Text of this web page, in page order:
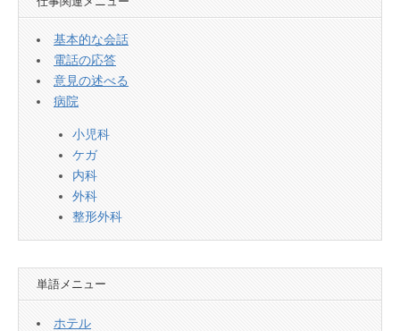
基本的な会話
電話の応答
意見の述べる
病院
小児科
ケガ
内科
外科
整形外科
単語メニュー
ホテル